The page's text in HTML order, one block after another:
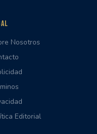
Nosotros
Editorial